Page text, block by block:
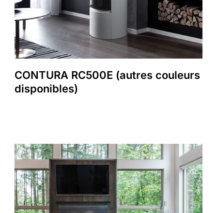
CONTURA RC500E (autres couleurs
disponibles)